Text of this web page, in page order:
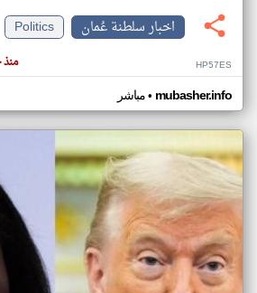
اخبار سلطنة عُمان
Politics
منذ ٢٠ ساعة HP57ES
مباشر• mubasher.info